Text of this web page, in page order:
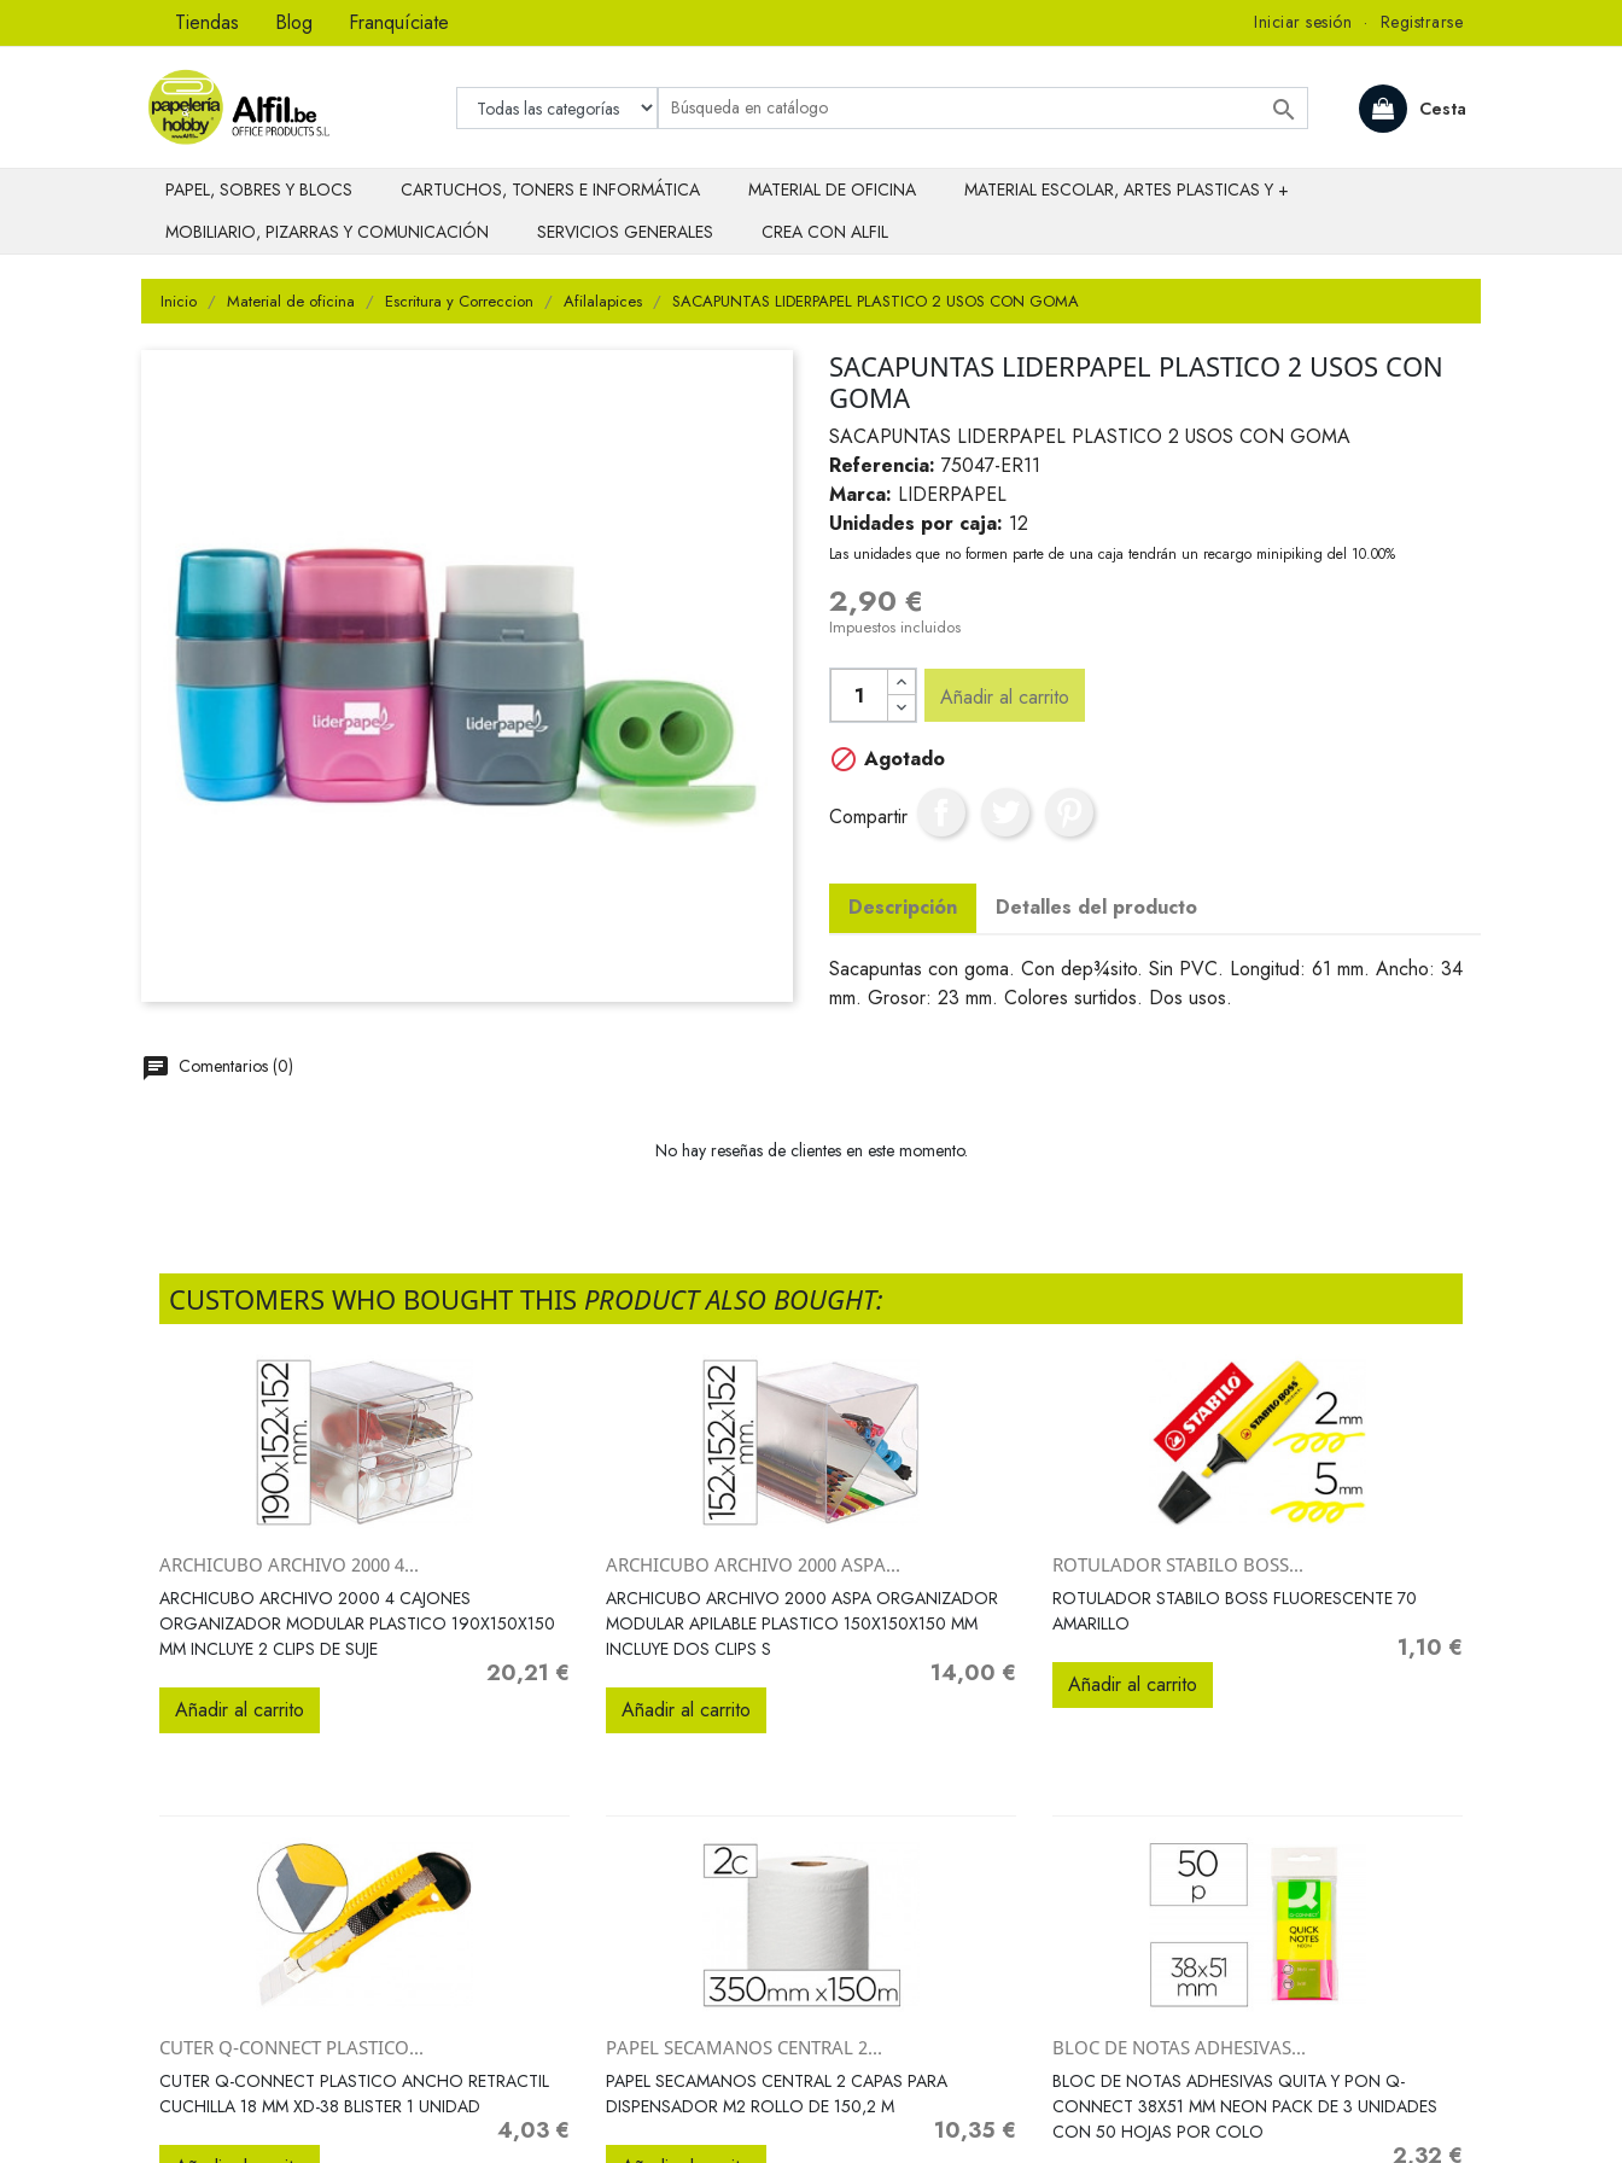
Tiendas Blog Franquíciate Iniciar sesión · Registrarse
Cesta

PAPEL, SOBRES Y BLOCS CARTUCHOS, TONERS E INFORMÁTICA MATERIAL DE OFICINA
MATERIAL ESCOLAR, ARTES PLASTICAS Y +
MOBILIARIO, PIZARRAS Y COMUNICACIÓN
SERVICIOS GENERALES CREA CON ALFIL
Inicio Material de oficina Escritura y Correccion Afilalapices SACAPUNTAS LIDERPAPEL PLASTICO 2 USOS CON GOMA
SACAPUNTAS LIDERPAPEL PLASTICO 2 USOS CON
GOMA
SACAPUNTAS LIDERPAPEL PLASTICO 2 USOS CON GOMA
Referencia: 75047-ER11
Marca: LIDERPAPEL
Unidades por caja: 12
Las unidades que no formen parte de una caja tendrán un recargo minipiking del 10.00%
2,90 €
Impuestos incluidos
Añadir al carrito
 Agotado
Compartir
Descripción Detalles del producto
Sacapuntas con goma. Con dep¾sito. Sin PVC. Longitud: 61 mm. Ancho: 34
mm. Grosor: 23 mm. Colores surtidos. Dos usos.
Comentarios (0)
No hay reseñas de clientes en este momento.
CUSTOMERS WHO BOUGHT THIS PRODUCT ALSO BOUGHT:
Vista rápida
ARCHICUBO ARCHIVO 2000 4...
ARCHICUBO ARCHIVO 2000 4 CAJONES
ORGANIZADOR MODULAR PLASTICO 190X150X150
MM INCLUYE 2 CLIPS DE SUJE
Precio
20,21 €
Añadir al carrito
Vista rápida
ARCHICUBO ARCHIVO 2000 ASPA...
ARCHICUBO ARCHIVO 2000 ASPA ORGANIZADOR
MODULAR APILABLE PLASTICO 150X150X150 MM
INCLUYE DOS CLIPS S
Precio
14,00 €
Añadir al carrito
 Vista rápida
ROTULADOR STABILO BOSS...
ROTULADOR STABILO BOSS FLUORESCENTE 70
AMARILLO
Precio
1,10 €
Añadir al carrito
Vista rápida
CUTER Q-CONNECT PLASTICO...
CUTER Q-CONNECT PLASTICO ANCHO RETRACTIL
CUCHILLA 18 MM XD-38 BLISTER 1 UNIDAD
Precio
4,03 €
Vista rápida
PAPEL SECAMANOS CENTRAL 2...
PAPEL SECAMANOS CENTRAL 2 CAPAS PARA
DISPENSADOR M2 ROLLO DE 150,2 M
Precio
10,35 €
Vista rápida
BLOC DE NOTAS ADHESIVAS...
BLOC DE NOTAS ADHESIVAS QUITA Y PON Q-
CONNECT 38X51 MM NEON PACK DE 3 UNIDADES
CON 50 HOJAS POR COLO
Precio
2,32 €